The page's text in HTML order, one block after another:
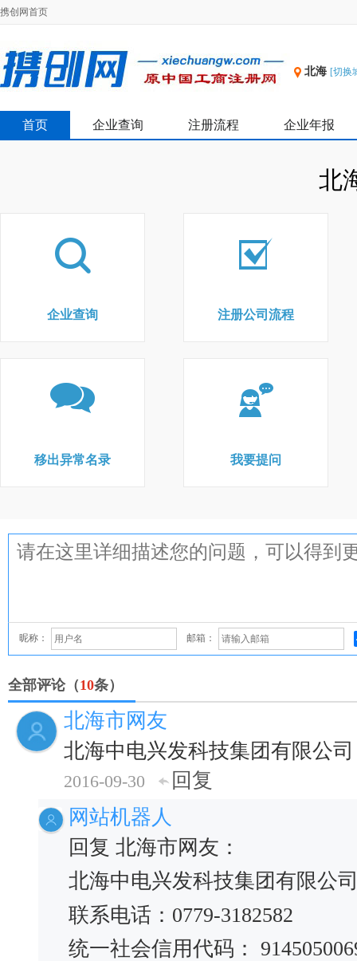
携创网首页
北海 [切换
首页 企业查询 注册流程 企业年报
北
企业查询 注册公司流程
移出异常名录 我要提问
昵称： 邮箱：
全部评论（10条）
北海市网友
北海中电兴发科技集团有限公司
2016-09-30
回复
网站机器人
回复 北海市网友：
北海中电兴发科技集团有限公
联系电话：0779-3182582
统一社会信用代码：